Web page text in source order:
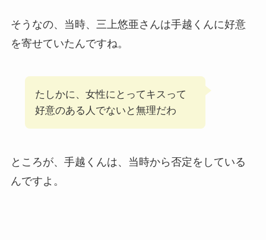
そうなの、当時、三上悠亜さんは手越くんに好意
を寄せていたんですね。
たしかに、女性にとってキスって
好意のある人でないと無理だわ
ところが、手越くんは、当時から否定をしている
んですよ。